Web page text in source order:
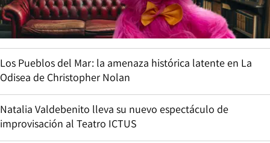
Los Pueblos del Mar: la amenaza histórica latente en La
Odisea de Christopher Nolan
Natalia Valdebenito lleva su nuevo espectáculo de
improvisación al Teatro ICTUS